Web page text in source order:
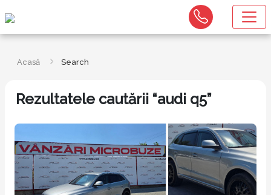
Acasă Search
Rezultatele cautării “audi q5”